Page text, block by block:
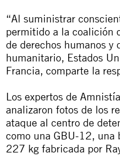
“Al suministrar
permitido a la coalición
de derechos humanos y
humanitario, Estados
Francia, comparte la
Los expertos de
analizaron fotos de los
ataque al centro de
como una GBU-12, una
227 kg fabricada por